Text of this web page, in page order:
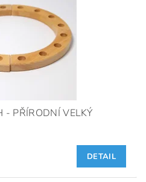
- PŘÍRODNÍ VELKÝ
DETAIL